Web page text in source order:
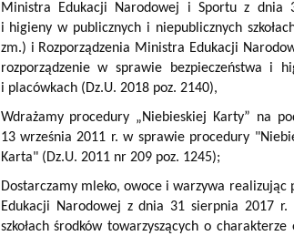
Ministra Edukacji Narodowej i Sportu z dnia
i higieny w publicznych i niepublicznych
zm.) i Rozporządzenia Ministra Edukacji
rozporządzenie w sprawie bezpieczeństwa i
i placówkach (Dz.U. 2018 poz. 2140),
Wdrażamy procedury „Niebieskiej Karty” na
13 września 2011 r. w sprawie procedury
Karta" (Dz.U. 2011 nr 209 poz. 1245);
Dostarczamy mleko, owoce i warzywa
Edukacji Narodowej z dnia 31 sierpnia 2017 r.
szkołach środków towarzyszących o